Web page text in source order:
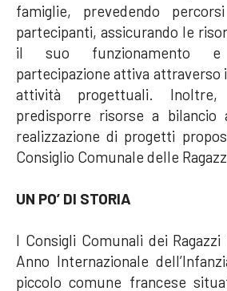
famiglie, prevedendo
partecipanti, assicurando le
il suo funzionamento
partecipazione attiva attraverso
attività progettuali.
predisporre risorse a bilancio
realizzazione di progetti
Consiglio Comunale delle
UN PO’ DI STORIA
I Consigli Comunali dei Ragazzi
Anno Internazionale
piccolo comune francese